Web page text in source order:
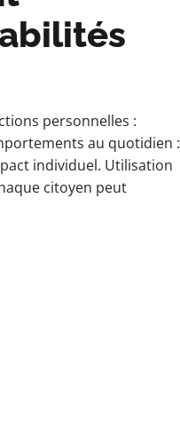
personnelles :
au quotidien :
individuel. Utilisation
citoyen peut